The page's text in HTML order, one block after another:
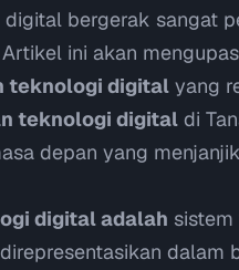
bergerak sangat
ini akan
teknologi digital yang
teknologi digital di
depan yang
digital adalah
dalam